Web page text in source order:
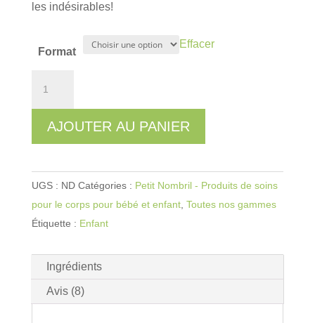
les indésirables!
Format
Effacer
AJOUTER AU PANIER
UGS : ND Catégories : Petit Nombril - Produits de soins
pour le corps pour bébé et enfant, Toutes nos gammes
Étiquette : Enfant
Ingrédients
Avis (8)